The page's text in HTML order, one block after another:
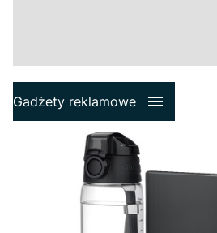
Gadżety reklamowe